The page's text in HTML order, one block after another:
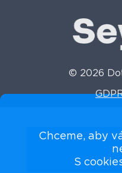
© 2026
Chceme, aby
S